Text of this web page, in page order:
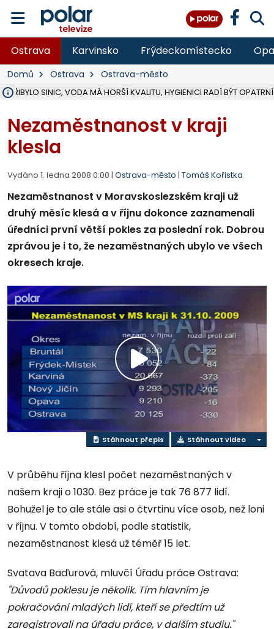
Ostrava Karvinsko Frýdeckomístecko
Domů Ostrava Ostrava-město
PŘIBYLO SINIC, VODA MÁ HORŠÍ KVALITU, HYGIENICI RADÍ BÝT OPATRNÍ
Nezaměstnanost v kraji
klesla
Vydáno 1. ledna 2008 0:00 | Ostrava-město | Tomáš Kořistka
Nezaměstnanost v Moravskoslezském kraji už
druhý měsíc klesá a v říjnu dokonce zaznamenali
úředníci první větší pokles za poslední rok. Dobrou
zprávou je i to, že nezaměstnaných ubylo ve všech
okresech kraje.
Přehrát
video
Stáhnout přepis Stáhnout video
V průběhu října klesl počet nezaměstnaných v
našem kraji o 1030. Bez práce je tak 76 877 lidí.
Bohužel je to ale stále asi o čtvrtinu více osob, než loni
v říjnu. V tomto období, podle statistik,
nezaměstnanost klesá už téměř 15 let.
Svatava Baďurová, mluvčí Úřadu práce Ostrava:
"Důvodů poklesu je několik. Tím hlavním je
pokračování mladých lidí, kteří se předtím už
zaregistrovali na úřadu práce, v dalším studiu."